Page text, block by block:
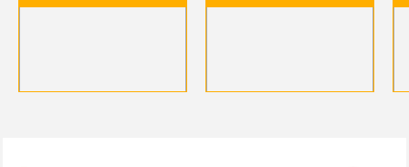
Все отели и пансионаты Геническа